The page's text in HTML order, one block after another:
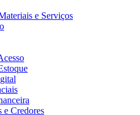
e Serviços
e Credores